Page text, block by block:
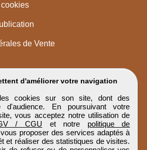
d'améliorer votre navigation
cookies sur son site, dont des
d'audience. En poursuivant votre
vous acceptez notre utilisation de
/ CGU et notre politique de
proposer des services adaptés à
et réaliser des statistiques de visites.
de Vente